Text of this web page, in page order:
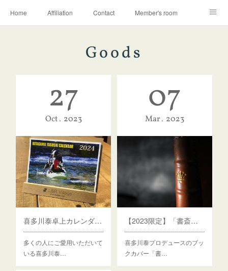
Home Affiliation Contact Member's room
Goods
27
Oct 2023
喜多川泰卓上カレンダー 2024
多くの人にご愛用いただいて
いる喜多川泰…
07
Mar 2023
【2023限定】「書斎人」四六判
喜多川泰プロデュースのブッ
クカバー「書…